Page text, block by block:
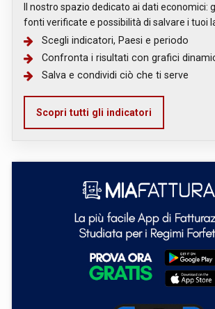
Il nostro spazio dedicato ai dati economici:
fonti verificate e possibilità di salvare i tuoi
Scegli indicatori, Paesi e periodo
Confronta i risultati con grafici
Salva e condividi ciò che ti serve
Scopri tutti gli indicatori